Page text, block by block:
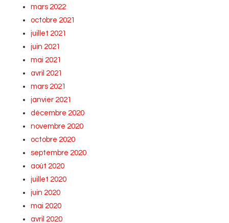
mars 2022
octobre 2021
juillet 2021
juin 2021
mai 2021
avril 2021
mars 2021
janvier 2021
décembre 2020
novembre 2020
octobre 2020
septembre 2020
août 2020
juillet 2020
juin 2020
mai 2020
avril 2020